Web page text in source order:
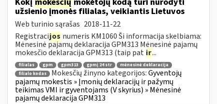
užsienio įmonės filialas, veikiantis Lietuvos
Web turinio sąrašas 2018-11-22
Registracijos numeris KM1060 Ši informacija skelbiama:
Mėnesinė pajamų deklaracija GPM313 Mėnesinė pajamų
mokesčio deklaracija GPM313 (taip pat ir...
filialas gpm gpm313 gpmį 24 str
mėnesinė deklaracija
filialo kodas
Mokesčių žinyno kategorijos:Gyventojų
pajamų mokestis » Įmonių deklaracijų ir pažymų
teikimas VMI ir gyventojams (V skyrius) » Mėnesinė
pajamų deklaracija GPM313